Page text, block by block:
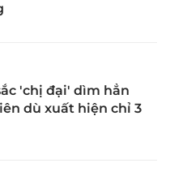
'chị đại' dìm hẳn
dù xuất hiện chỉ 3